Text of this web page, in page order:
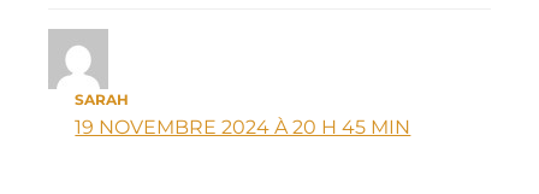
SARAH
19 NOVEMBRE 2024 À 20 H 45 MIN